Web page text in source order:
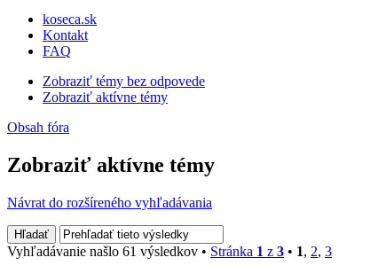
koseca.sk
Kontakt
FAQ
Zobraziť témy bez odpovede
Zobraziť aktívne témy
Obsah fóra
Zobraziť aktívne témy
Návrat do rozšíreného vyhľadávania
Vyhľadávanie našlo 61 výsledkov • Stránka 1 z 3 • 1, 2, 3